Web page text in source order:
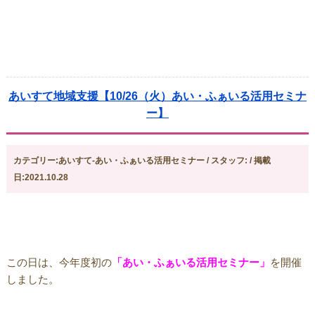
あいすて地域支援【10/26（火）あい・ふぁいる活用セミナ
ー】
カテゴリー:あいすて-あい・ふぁいる活用セミナー / スタッフ: / 掲載
日:2021.10.28
この日は、今年度初の「あい・ふぁいる活用セミナー」 を開催
しました。